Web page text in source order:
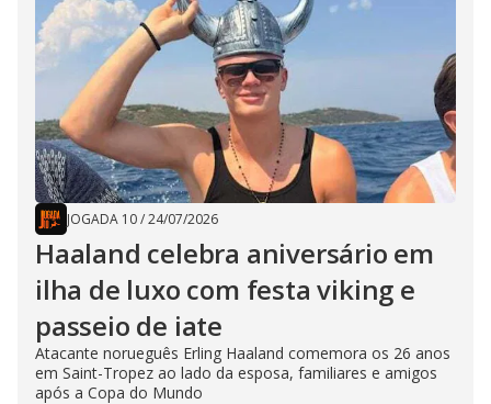
JOGADA 10/24/07/2026
Haaland celebra aniversário em
ilha de luxo com festa viking e
passeio de iate
Atacante norueguês Erling Haaland comemora os 26 anos
em Saint-Tropez ao lado da esposa, familiares e amigos
após a Copa do Mundo